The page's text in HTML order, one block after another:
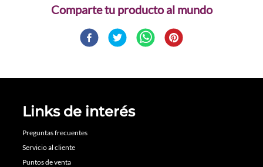
Comparte
Links de interés
Preguntas frecuentes
Servicio al cliente
Puntos de venta